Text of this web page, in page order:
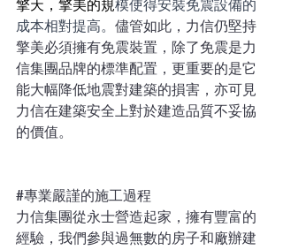
擎天，擎美的規模使得安裝免震設備的
成本相對提高。 儘管如此，力信仍堅持
擎美必須擁有免震裝置，除了免震是力
信集團品牌的標準配置，更重要的是它
能大幅降低地震對建築的損害，亦可見
力信在建築安全上對於建造品質不妥協
的價值。
#專業嚴謹的施工過程
力信集團從永士營造起家，擁有豐富的
經驗，我們參與過無數的房子和廠辦建